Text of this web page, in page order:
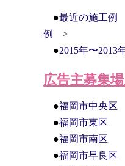
●最近の施工例
例
>
●2015年〜
広告主募集
●福岡市中央区
●福岡市東区
●福岡市南区
●福岡市早良区